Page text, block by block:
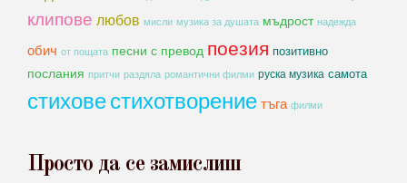
клипове любов мисли музика за душата мъдрост надежда
обич от пощата песни с превод поезия позитивно
послания притчи раздяла романтични филми руска музика самота
стиховестихотворениетъга филми
Просто да се замислиш